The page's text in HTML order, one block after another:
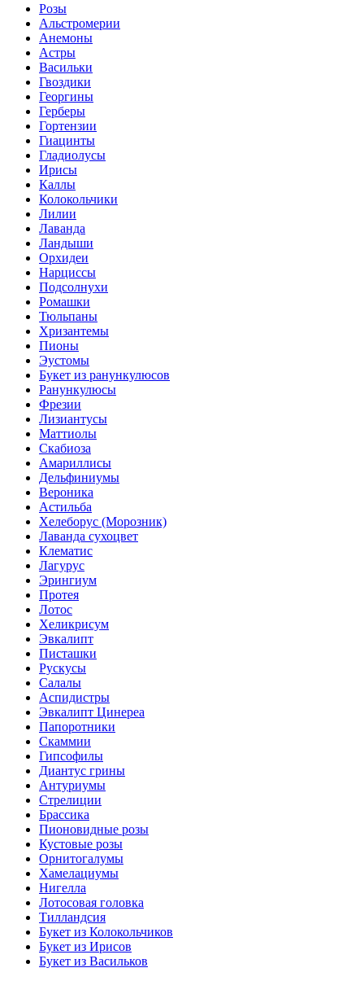
Розы
Альстромерии
Анемоны
Астры
Васильки
Гвоздики
Георгины
Герберы
Гортензии
Гиацинты
Гладиолусы
Ирисы
Каллы
Колокольчики
Лилии
Лаванда
Ландыши
Орхидеи
Нарциссы
Подсолнухи
Ромашки
Тюльпаны
Хризантемы
Пионы
Эустомы
Букет из ранункулюсов
Ранункулюсы
Фрезии
Лизиантусы
Маттиолы
Скабиоза
Амариллисы
Дельфиниумы
Вероника
Астильба
Хелеборус (Морозник)
Лаванда сухоцвет
Клематис
Лагурус
Эрингиум
Протея
Лотос
Хеликрисум
Эвкалипт
Писташки
Рускусы
Салалы
Аспидистры
Эвкалипт Цинереа
Папоротники
Скаммии
Гипсофилы
Диантус грины
Антуриумы
Стрелиции
Брассика
Пионовидные розы
Кустовые розы
Орнитогалумы
Хамелациумы
Нигелла
Лотосовая головка
Тилландсия
Букет из Колокольчиков
Букет из Ирисов
Букет из Васильков